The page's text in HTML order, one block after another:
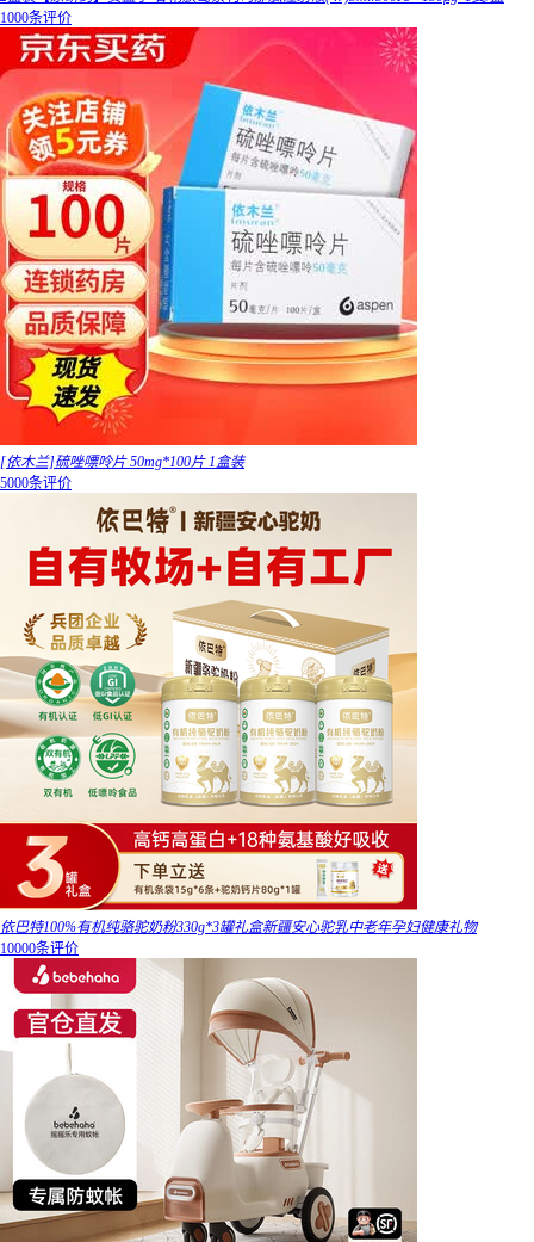
1000条评价
[依木兰]硫唑嘌呤片 50mg*100片 1盒装
5000条评价
依巴特100%有机纯骆驼奶粉330g*3罐礼盒新疆安心驼乳中老年孕妇健康礼物
10000条评价